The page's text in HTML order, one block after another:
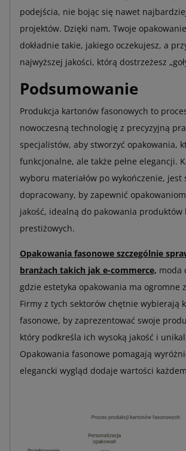
podejścia, nie bojąc się nawet
projektów. Dzięki nam, Twoje
dokładnie takie, jakiego oczekujesz, a
najwyższej jakości, którą dostrzeżesz
Podsumowanie
Produkcja kartonów fasonowych to
nowoczesną technologię z precyzyjną
specjalistów, aby stworzyć opakowania,
funkcjonalne, ale także pełne elegancji.
wyboru materiałów po wykończenie, jest
dopracowany, by zapewnić
jakość, idealną do pakowania produktów
prestiżowych.
Opakowania fasonowe szczególnie
branżach takich jak e-commerce, moda
gdzie estetyka opakowania ma ogromne
Firmy z tych sektorów chętnie wybierają
fasonowe, by zaprezentować swoje
który podkreśla ich wysoką jakość i
Opakowania fasonowe pomagają
elegancki wygląd dodaje wartości